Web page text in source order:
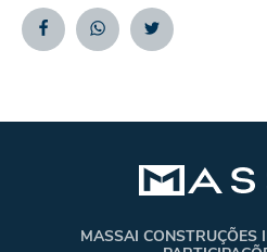
FacebookWhatsappTwitter
MASSAI CONSTRUÇÕES